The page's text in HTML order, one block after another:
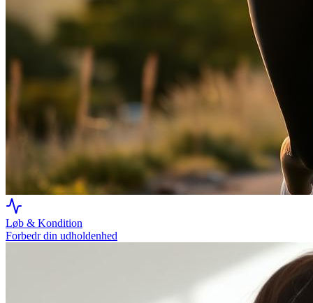
Løb & Kondition
Forbedr din udholdenhed